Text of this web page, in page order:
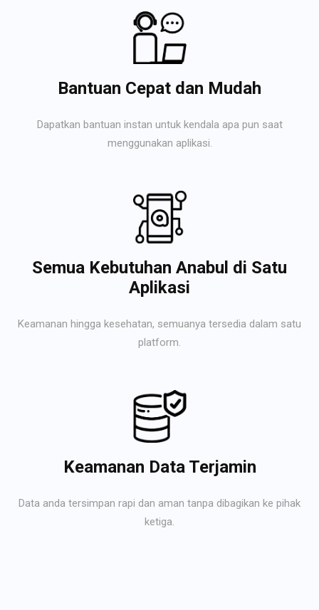
Bantuan Cepat dan Mudah
Dapatkan bantuan instan untuk kendala apa pun saat
menggunakan aplikasi.
Semua Kebutuhan Anabul di Satu
Aplikasi
Keamanan hingga kesehatan, semuanya tersedia dalam satu
platform.
Keamanan Data Terjamin
Data anda tersimpan rapi dan aman tanpa dibagikan ke pihak
ketiga.